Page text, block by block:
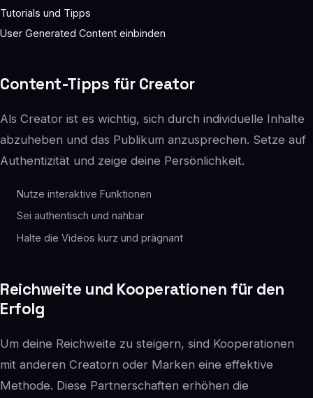
Tutorials und Tipps
User Generated Content einbinden
Content-Tipps für Creator
Als Creator ist es wichtig, sich durch individuelle Inhalte
abzuheben und das Publikum anzusprechen. Setze auf
Authentizität und zeige deine Persönlichkeit.
Nutze interaktive Funktionen
Sei authentisch und nahbar
Halte die Videos kurz und prägnant
Reichweite und Kooperationen für den
Erfolg
Um deine Reichweite zu steigern, sind Kooperationen
mit anderen Creatorn oder Marken eine effektive
Methode. Diese Partnerschaften erhöhen die